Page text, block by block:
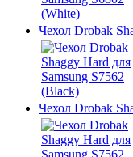
Чехол Drobak
Чехол Drobak